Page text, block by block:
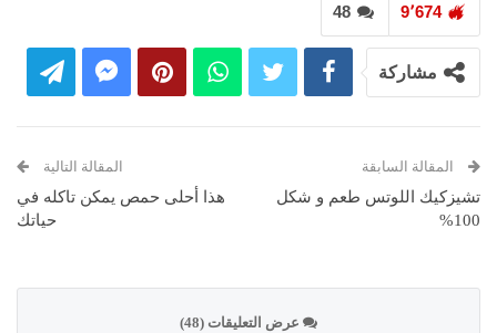
48 9٬674
مشاركة
المقالة السابقة
تشيزكيك اللوتس طعم و شكل
100%
المقالة التالية
هذا أحلى حمص يمكن تاكله في
حياتك
عرض التعليقات (48)